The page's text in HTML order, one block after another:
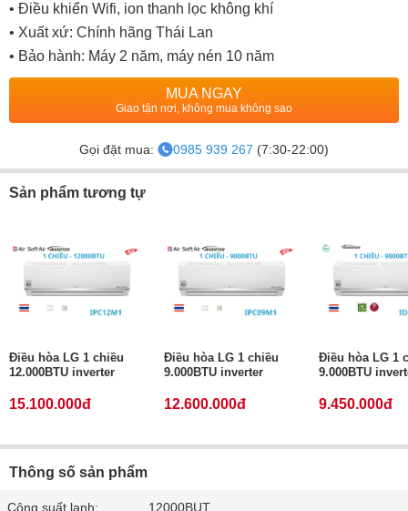
• Điều khiển Wifi, ion thanh lọc không khí
• Xuất xứ: Chính hãng Thái Lan
• Bảo hành: Máy 2 năm, máy nén 10 năm
MUA NGAY
Giao tận nơi, không mua không sao
Gọi đặt mua: 0985 939 267 (7:30-22:00)
Sản phẩm tương tự
Điều hòa LG 1 chiều
12.000BTU inverter
15.100.000đ
Điều hòa LG 1 chiều
9.000BTU inverter
12.600.000đ
Điều hòa LG 1
9.000BTU
9.450.000đ
Thông số sản phẩm
Công suất lạnh: 12000BUT